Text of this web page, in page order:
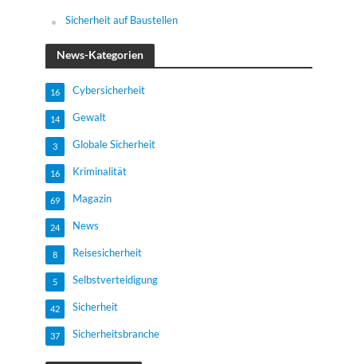
Sicherheit auf Baustellen
News-Kategorien
Cybersicherheit
16
Gewalt
14
Globale Sicherheit
3
Kriminalität
16
Magazin
69
News
24
Reisesicherheit
8
Selbstverteidigung
5
Sicherheit
42
Sicherheitsbranche
37